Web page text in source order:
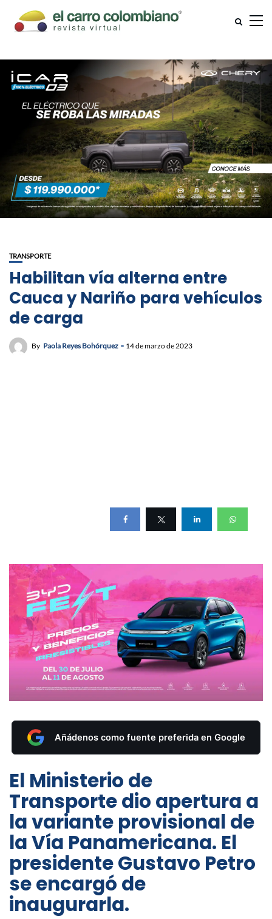
TRANSPORTE
Habilitan vía alterna entre
Cauca y Nariño para vehículos
de carga
By Paola Reyes Bohórquez 14 de marzo de 2023
Añádenos como fuente preferida en Google
El Ministerio de
Transporte dio apertura a
la variante provisional de
la Vía Panamericana. El
presidente Gustavo Petro
se encargó de
inaugurarla.